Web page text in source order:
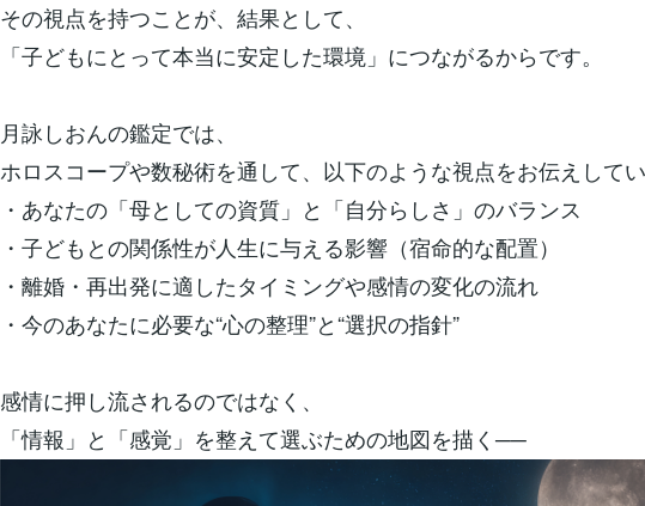
その視点を持つことが、結果として、
「子どもにとって本当に安定した環境」につながるからです。
月詠しおんの鑑定では、
ホロスコープや数秘術を通して、以下のような視点をお伝えしてい
・あなたの「母としての資質」と「自分らしさ」のバランス
・子どもとの関係性が人生に与える影響（宿命的な配置）
・離婚・再出発に適したタイミングや感情の変化の流れ
・今のあなたに必要な“心の整理”と“選択の指針”
感情に押し流されるのではなく、
「情報」と「感覚」を整えて選ぶための地図を描く──